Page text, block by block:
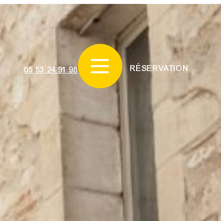
05 53 24 91 98 RÉSERVATION